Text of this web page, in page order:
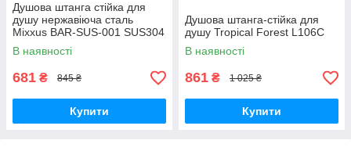
Душова штанга стійка для
душу нержавіюча сталь
Mixxus BAR-SUS-001 SUS304
(MI7016)
В наявності
681 ₴ 845 ₴
Купити
Душова штанга-стійка для
душу Tropical Forest L106C
В наявності
861 ₴ 1 025 ₴
Купити